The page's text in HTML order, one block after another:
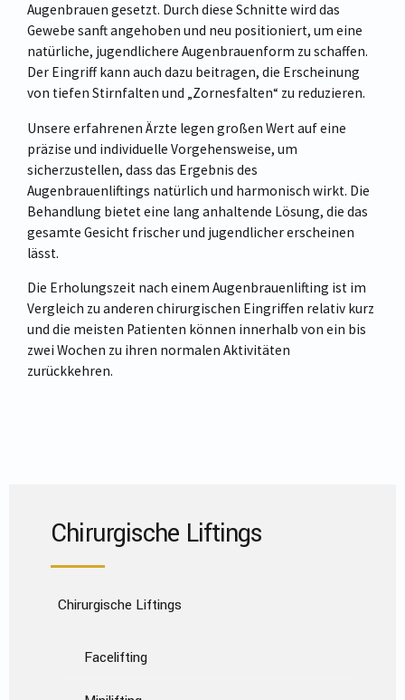
Augenbrauen gesetzt. Durch diese Schnitte wird das
Gewebe sanft angehoben und neu positioniert, um eine
natürliche, jugendlichere Augenbrauenform zu schaffen.
Der Eingriff kann auch dazu beitragen, die Erscheinung
von tiefen Stirnfalten und „Zornesfalten“ zu reduzieren.
Unsere erfahrenen Ärzte legen großen Wert auf eine
präzise und individuelle Vorgehensweise, um
sicherzustellen, dass das Ergebnis des
Augenbrauenliftings natürlich und harmonisch wirkt. Die
Behandlung bietet eine lang anhaltende Lösung, die das
gesamte Gesicht frischer und jugendlicher erscheinen
lässt.
Die Erholungszeit nach einem Augenbrauenlifting ist im
Vergleich zu anderen chirurgischen Eingriffen relativ kurz
und die meisten Patienten können innerhalb von ein bis
zwei Wochen zu ihren normalen Aktivitäten
zurückkehren.
Chirurgische Liftings
Chirurgische Liftings
Facelifting